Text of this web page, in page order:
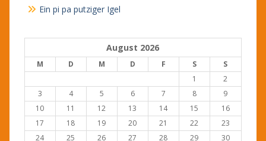
Ein pi pa putziger Igel
August 2026
M D M D F S
S
1
2
3
4 5 6 7 8
9
10
11 12 13 14 15
16
17
18 19 20 21 22
23
24
25 26 27 28 29
30